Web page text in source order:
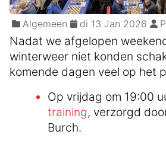
Algemeen di 13 Jan 2026
Nadat we afgelopen
winterweer niet konden
komende dagen veel op het
Op vrijdag om 19:00
training, verzorgd
Burch.